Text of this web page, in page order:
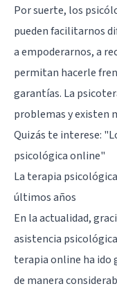
Por suerte, los
pueden facilitarnos
a empoderarnos, a
permitan hacerle
garantías. La
problemas y existen
Quizás te interese:
psicológica online"
La terapia
últimos años
En la actualidad,
asistencia
terapia online ha ido
de manera